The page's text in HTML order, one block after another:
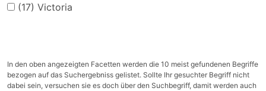
(17) Victoria
In den oben angezeigten Facetten werden die 10 meist gefundenen Begriffe
bezogen auf das Suchergebniss gelistet. Sollte Ihr gesuchter Begriff nicht
dabei sein, versuchen sie es doch über den Suchbegriff, damit werden auch